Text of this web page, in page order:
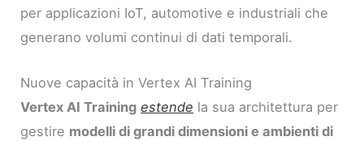
per applicazioni IoT, automotive e industriali che
generano volumi continui di dati temporali.
Nuove capacità in Vertex AI Training
Vertex AI Training estende la sua architettura per
gestire modelli di grandi dimensioni e ambienti di